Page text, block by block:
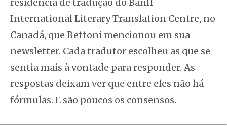
International Literary Translation Centre, no
Canadá, que Bettoni mencionou em sua
newsletter. Cada tradutor escolheu as que se
sentia mais à vontade para responder. As
respostas deixam ver que entre eles não há
fórmulas. E são poucos os consensos.